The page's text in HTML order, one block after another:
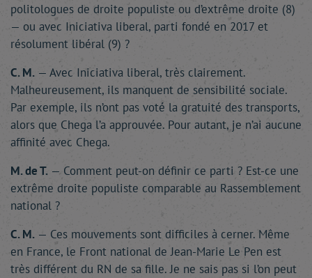
politologues de droite populiste ou d’extrême droite (8)
— ou avec Iniciativa liberal, parti fondé en 2017 et
résolument libéral (9) ?
C. M. — Avec Iniciativa liberal, très clairement.
Malheureusement, ils manquent de sensibilité sociale.
Par exemple, ils n’ont pas voté la gratuité des transports,
alors que Chega l’a approuvée. Pour autant, je n’ai aucune
affinité avec Chega.
M. de T. — Comment peut-on définir ce parti ? Est-ce une
extrême droite populiste comparable au Rassemblement
national ?
C. M. — Ces mouvements sont difficiles à cerner. Même
en France, le Front national de Jean-Marie Le Pen est
très différent du RN de sa fille. Je ne sais pas si l’on peut